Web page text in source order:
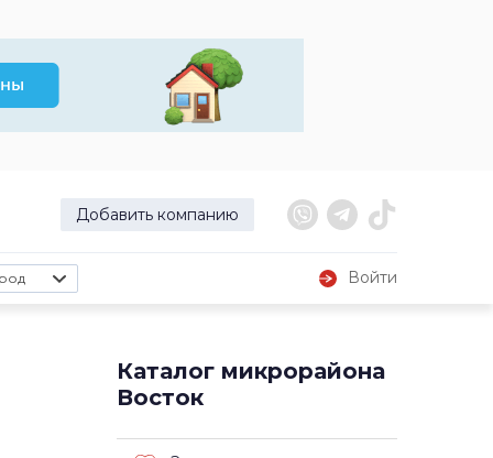
Добавить компанию
Войти
Каталог микрорайона
Восток